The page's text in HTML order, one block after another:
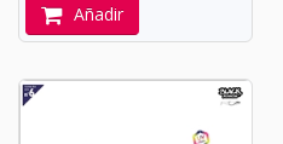
Añadir